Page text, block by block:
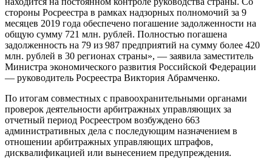
стороны Росреестра в рамках надзорных полномочий за 9
месяцев 2019 года обеспечено погашение задолженности на
общую сумму 721 млн. рублей. Полностью погашена
задолженность на 79 из 987 предприятий на сумму более 420
млн. рублей в 30 регионах страны», — заявила заместитель
Министра экономического развития Российской Федерации
— руководитель Росреестра Виктория Абрамченко.
По итогам совместных с правоохранительными органами
проверок деятельности арбитражных управляющих за
отчетный период Росреестром возбуждено 663
административных дела с последующим назначением в
отношении арбитражных управляющих штрафов,
дисквалификацией или вынесением предупреждения.